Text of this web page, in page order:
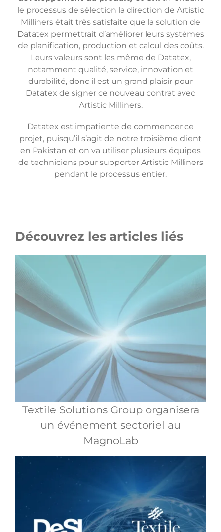
le processus de sélection la direction de Artistic
Milliners était très satisfaite que la solution de
Datatex permettrait d’améliorer leurs systèmes
de planification, production et calcul des coûts.
Leurs valeurs sont les même de Datatex,
notamment qualité, service, innovation et
durabilité, donc il est un grand plaisir pour
Datatex de signer ce nouveau contrat avec
Artistic Milliners.
Datatex est impatiente de commencer ce
projet, puisqu’il s’agit de notre troisième client
en Pakistan et on va utiliser plusieurs équipes
de techniciens pour supporter Artistic Milliners
pendant le processus entier.
Découvrez les articles liés
Textile Solutions Group organisera
un événement sectoriel au
MagnoLab